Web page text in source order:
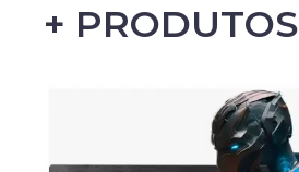
+ PRODUTOS